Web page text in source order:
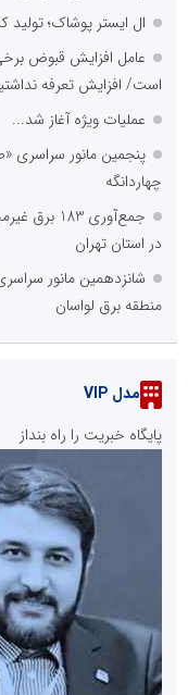
ال ایستر پوشاک؛ تولید
عامل افزایش قبوض
است/ افزایش تعرفه
عملیات ویژه آغاز شد...
پنجمین مانور سراسری
چهاردانگه
جمع‌آوری
در استان تهران
شانزدهمین مانور
منطقه برق لواسان
مدل VIP
پایگاه خبریت را راه بنداز